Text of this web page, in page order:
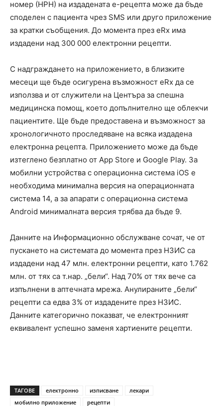
номер (НРН) на издадената е-рецепта може да бъде
споделен с пациента чрез SMS или друго приложение
за кратки съобщения. До момента през eRx има
издадени над 300 000 електронни рецепти.
С надграждането на приложението, в близките
месеци ще бъде осигурена възможност eRx да се
използва и от служители на Центъра за спешна
медицинска помощ, което допълнително ще облекчи
пациентите. Ще бъде предоставена и възможност за
хронологичното проследяване на всяка издадена
електронна рецепта. Приложението може да бъде
изтеглено безплатно от App Store и Google Play. За
мобилни устройства с операционна система iOS е
необходима минимална версия на операционната
система 14, а за апарати с операционна система
Android минималната версия трябва да бъде 9.
Данните на Информационно обслужване сочат, че от
пускането на системата до момента през НЗИС са
издадени над 47 млн. електронни рецепти, като 1.762
млн. от тях са т.нар. „бели“. Над 70% от тях вече са
изпълнени в аптечната мрежа. Анулираните „бели“
рецепти са едва 3% от издадените през НЗИС.
Данните категорично показват, че електронният
еквивалент успешно заменя хартиените рецепти.
ТАГОВЕ електронно изписване
лекари
мобилно приложение
рецепти